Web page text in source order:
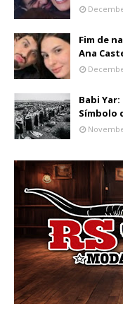
Fim de
Ana
Babi
Símbolo